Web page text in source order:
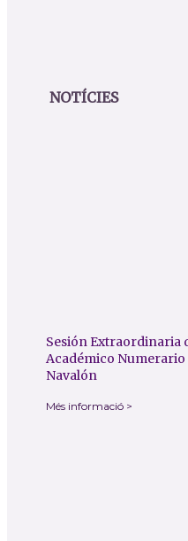
NOTÍCIES
Sesión Extraordinaria
Académico Numerario
Navalón
Més informació >